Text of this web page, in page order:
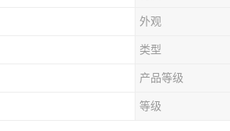
外观
类型
产品等级
等级